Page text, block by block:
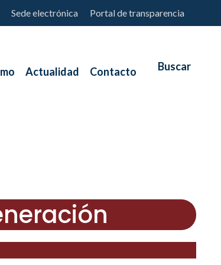
Sede electrónica Portal de transparencia
Actualidad Contacto